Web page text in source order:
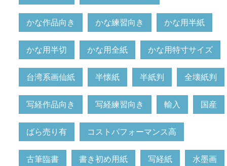
かな作品向き かな練習向き かな用半紙
かな用半切 かな用全紙 かな用特寸サイズ
台湾系画仙紙 半懐紙 半紙判 全壊紙判
写経作品向き 写経練習向き 輸入 国産
ばら売り有 コストパフォーマンス高
古筆臨書 書き初め用紙 写経紙 水墨画